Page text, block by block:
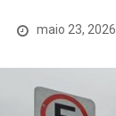
maio 23, 2026